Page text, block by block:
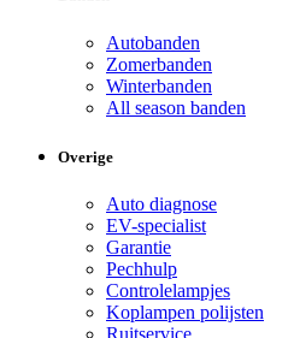
Autobanden
Zomerbanden
Winterbanden
All season banden
Overige
Auto diagnose
EV-specialist
Garantie
Pechhulp
Controlelampjes
Koplampen polijsten
Ruitservice